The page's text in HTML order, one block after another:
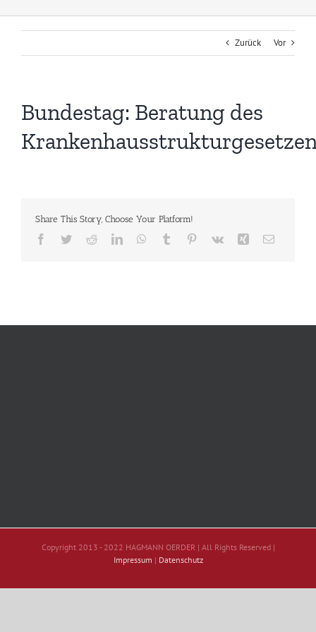
Zurück Vor
Bundestag: Beratung des
Share This Story, Choose Your Platform!
Facebook
TwitterRedditLinkedInWhatsApp
Tumblr Pinterest
Vk Xing E-
Copyright 2013 - 2022 HAGMANN OERDER | All Rights Reserved |
Impressum | Datenschutz